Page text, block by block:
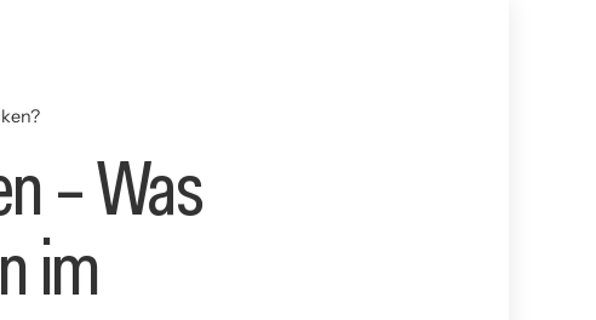
– Was
im